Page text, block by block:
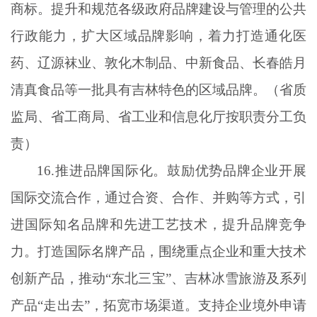
商标。提升和规范各级政府品牌建设与管理的公共
行政能力，扩大区域品牌影响，着力打造通化医
药、辽源袜业、敦化木制品、中新食品、长春皓月
清真食品等一批具有吉林特色的区域品牌。（省质
监局、省工商局、省工业和信息化厅按职责分工负
责）
16.推进品牌国际化。鼓励优势品牌企业开展
国际交流合作，通过合资、合作、并购等方式，引
进国际知名品牌和先进工艺技术，提升品牌竞争
力。打造国际名牌产品，围绕重点企业和重大技术
创新产品，推动“东北三宝”、吉林冰雪旅游及系列
产品“走出去”，拓宽市场渠道。支持企业境外申请